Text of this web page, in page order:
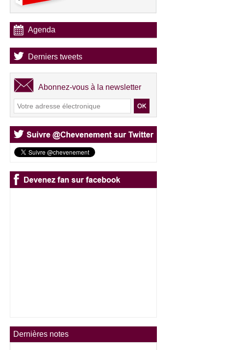
Agenda
Derniers tweets
Abonnez-vous à la newsletter
Dernières notes